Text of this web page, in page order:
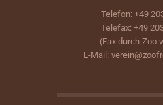
Telefon: +49
Telefax: +49
(Fax durch Zoo
E-Mail: